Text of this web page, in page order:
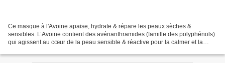
Ce masque à l'Avoine apaise, hydrate & répare les peaux sèches &
sensibles. L’Avoine contient des avénanthramides (famille des polyphénols)
qui agissent au cœur de la peau sensible & réactive pour la calmer et la